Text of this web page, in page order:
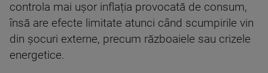
controla mai ușor inflația provocată de consum,
însă are efecte limitate atunci când scumpirile vin
din șocuri externe, precum războaiele sau crizele
energetice.